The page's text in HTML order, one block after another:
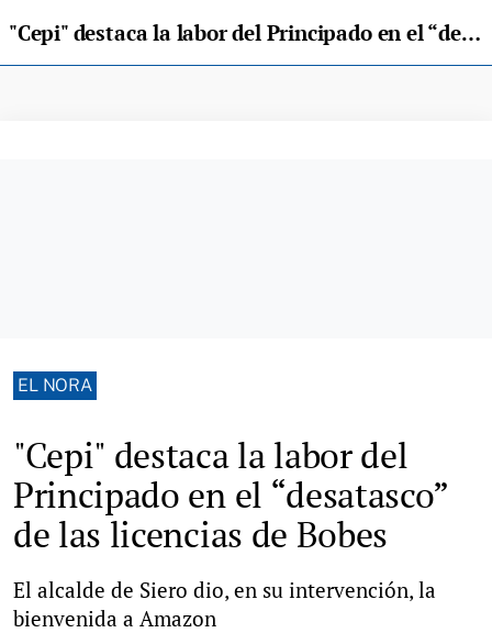
"Cepi" destaca la labor del Principado en el “desatasco” de las licencias de Bobes
EL NORA
"Cepi" destaca la labor del
Principado en el “desatasco”
de las licencias de Bobes
El alcalde de Siero dio, en su intervención, la
bienvenida a Amazon